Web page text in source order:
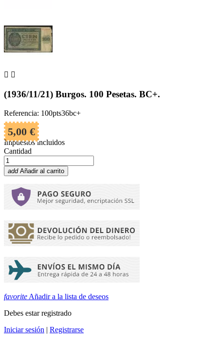
 
(1936/11/21) Burgos. 100 Pesetas. BC+.
Referencia: 100pts36bc+
5,00 €
Impuestos incluidos
Cantidad
add Añadir al carrito
favorite Añadir a la lista de deseos
Debes estar registrado
Iniciar sesión | Registrarse